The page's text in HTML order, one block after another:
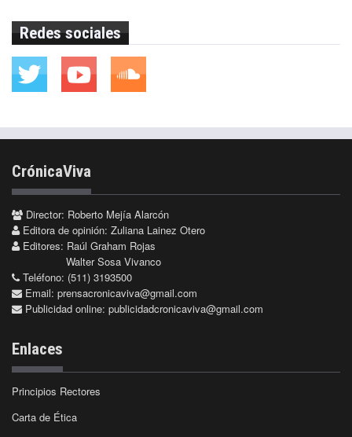
Redes sociales
CrónicaViva
Director: Roberto Mejía Alarcón
Editora de opinión: Zuliana Lainez Otero
Editores: Raúl Graham Rojas
Walter Sosa Vivanco
Teléfono: (511) 3193500
Email: prensacronicaviva@gmail.com
Publicidad online: publicidadcronicaviva@gmail.com
Enlaces
Principios Rectores
Carta de Ética